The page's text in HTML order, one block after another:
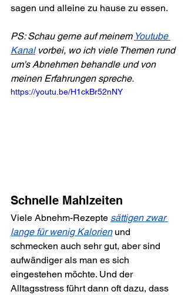
sagen und alleine zu hause zu essen.
PS: Schau gerne auf meinem Youtube
Kanal vorbei, wo ich viele Themen rund
um's Abnehmen behandle und von
meinen Erfahrungen spreche.
https://youtu.be/H1ckBr52nNY
Schnelle Mahlzeiten
Viele Abnehm-Rezepte sättigen zwar
lange für wenig Kalorien und
schmecken auch sehr gut, aber sind
aufwändiger als man es sich
eingestehen möchte. Und der
Alltagsstress führt dann oft dazu, dass